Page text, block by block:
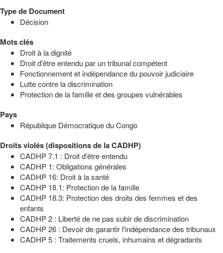
Type de Document
Décision
Mots clés
Droit à la dignité
Droit d'être entendu par un tribunal compétent
Fonctionnement et indépendance du pouvoir judiciaire
Lutte contre la discrimination
Protection de la famille et des groupes vulnérables
Pays
République Démocratique du Congo
Droits violés (dispositions de la CADHP)
CADHP 7.1 : Droit d'être entendu
CADHP 1: Obligations générales
CADHP 16: Droit à la santé
CADHP 18.1: Protection de la famille
CADHP 18.3: Protection des droits des femmes et des
enfants
CADHP 2 : Liberté de ne pas subir de discrimination
CADHP 26 : Devoir de garantir l'indépendance des tribunaux
CADHP 5 : Traitements cruels, inhumains et dégradants